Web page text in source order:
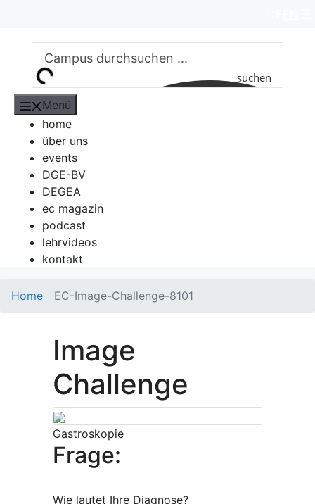
springen
suchen
Menü
home
über uns
events
DGE-BV
DEGEA
ec magazin
podcast
lehrvideos
kontakt
Home EC-Image-Challenge-8101
Image
Challenge
Gastroskopie
Frage:
Wie lautet Ihre Diagnose?